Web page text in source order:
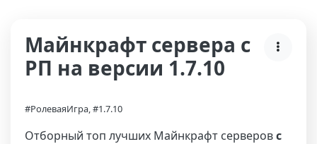
Майнкрафт сервера с
РП на версии 1.7.10
#РолеваяИгра, #1.7.10
Отборный топ лучших Майнкрафт серверовс